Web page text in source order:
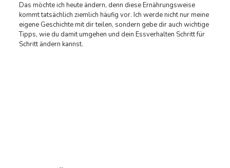
Das möchte ich heute ändern, denn diese Ernährungsweise
kommt tatsächlich ziemlich häufig vor. Ich werde nicht nur meine
eigene Geschichte mit dir teilen, sondern gebe dir auch wichtige
Tipps, wie du damit umgehen und dein Essverhalten Schritt für
Schritt ändern kannst.